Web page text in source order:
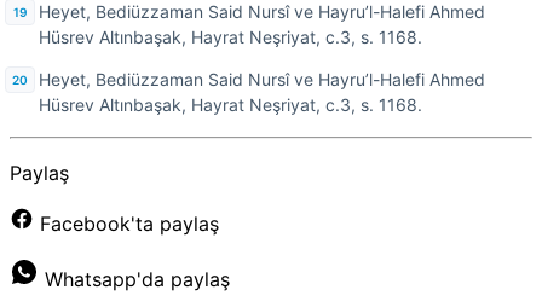
Heyet, Bediüzzaman Said Nursî ve Hayru’l-Halefi Ahmed
Hüsrev Altınbaşak, Hayrat Neşriyat, c.3, s. 1168.
Heyet, Bediüzzaman Said Nursî ve Hayru’l-Halefi Ahmed
Hüsrev Altınbaşak, Hayrat Neşriyat, c.3, s. 1168.
Paylaş
Facebook'ta paylaş
Whatsapp'da paylaş